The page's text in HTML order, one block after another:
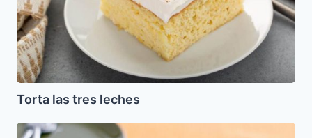
Torta las tres leches
Pie